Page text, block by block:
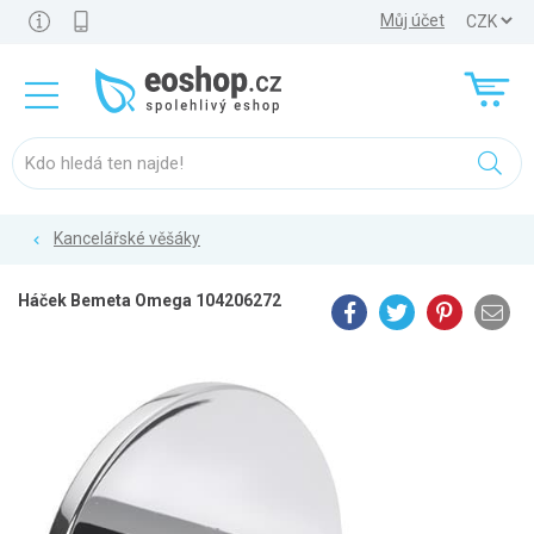
Můj účet
Kancelářské věšáky
Háček Bemeta Omega 104206272